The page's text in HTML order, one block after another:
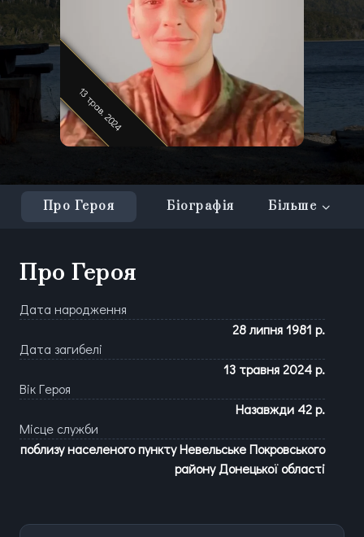
13 трав. 2024
13 трав. 2024
13 трав. 2024
Про Героя Біографія Більше
Про Героя
Дата народження
28 липня 1981 р.
Дата загибелі
13 травня 2024 р.
Вік Героя
Назавжди 42р.
Місце служби
поблизу населеного пункту Невельське Покровського
району Донецької області